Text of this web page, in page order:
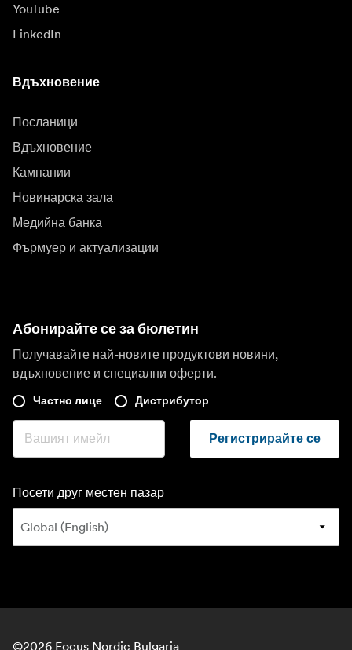
YouTube
LinkedIn
Вдъхновение
Посланици
Вдъхновение
Кампании
Новинарска зала
Медийна банка
Фърмуер и актуализации
Абонирайте се за бюлетин
Получавайте най-новите продуктови новини,
вдъхновение и специални оферти.
Частно лице Дистрибутор
Регистрирайте се
Посети друг местен пазар
©2026 Focus Nordic Bulgaria